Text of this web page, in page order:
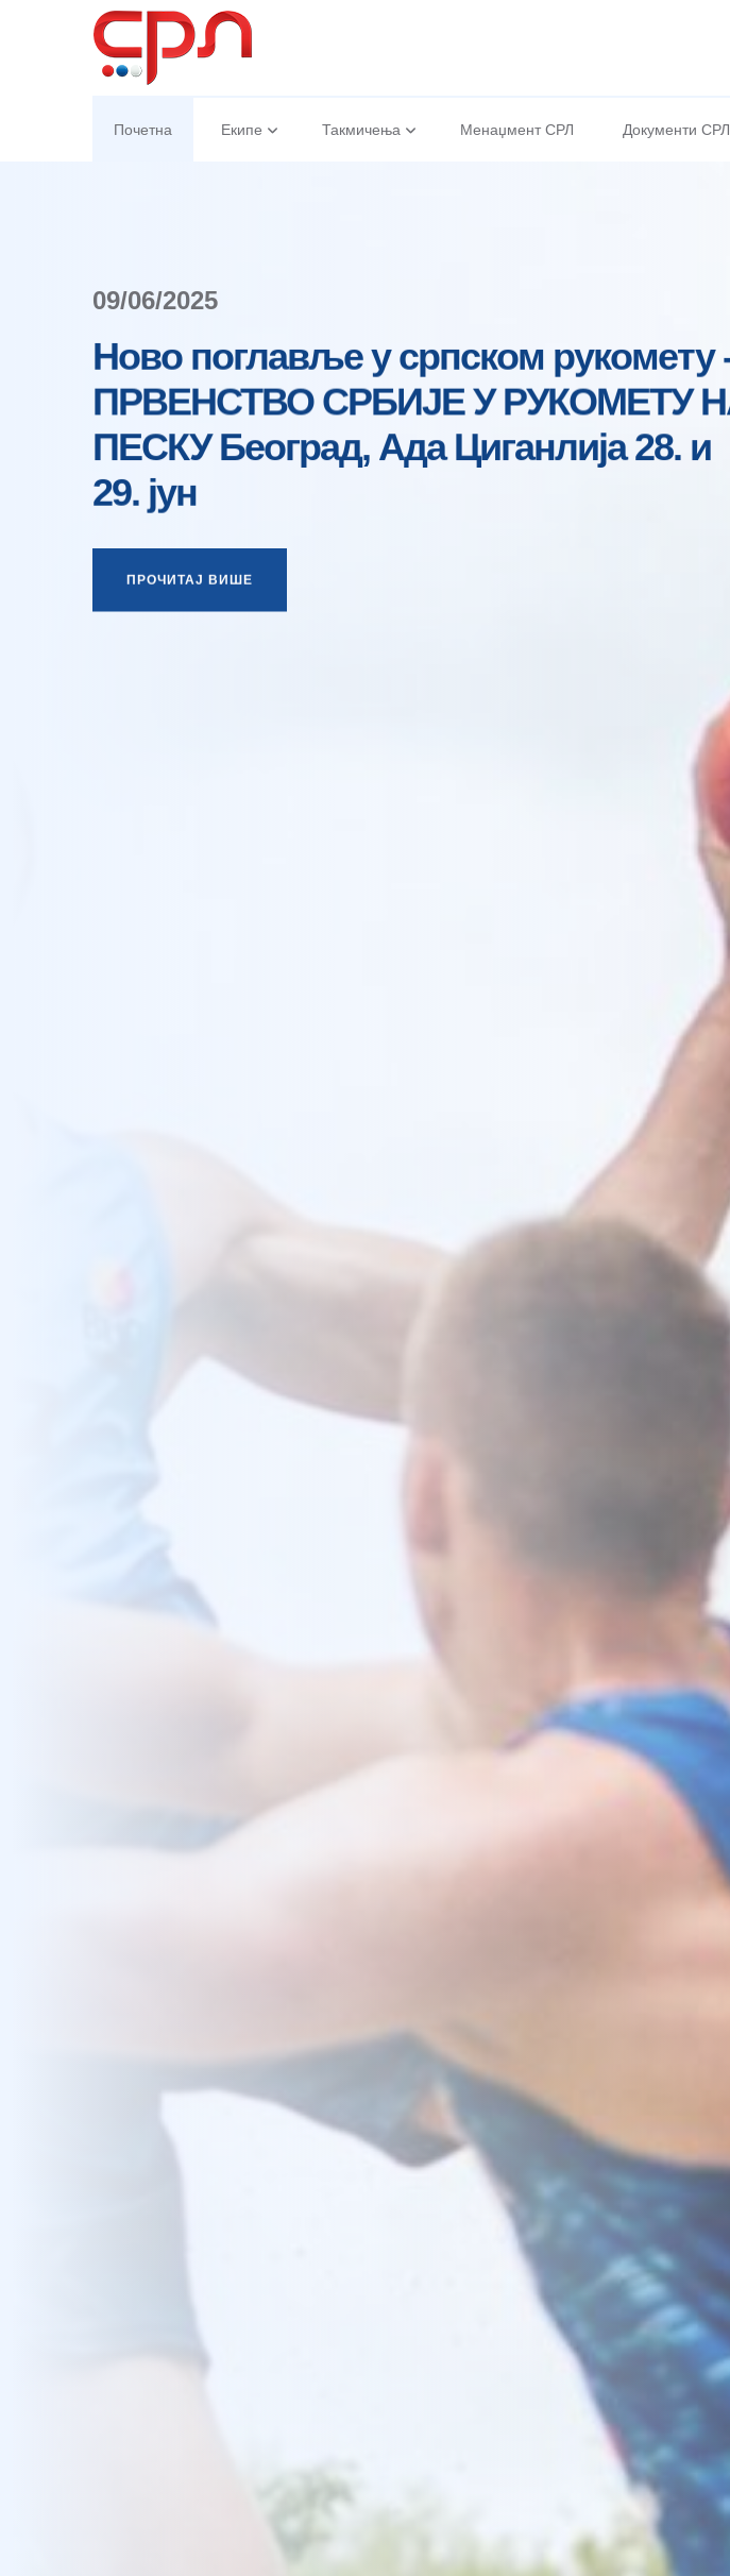
Почетна Екипе Такмичења Менаџмент СРЛ Документи СРЛ
08/06/2025
Кикинда Гриндекс у Суперлиги
ПРОЧИТАЈ ВИШЕ